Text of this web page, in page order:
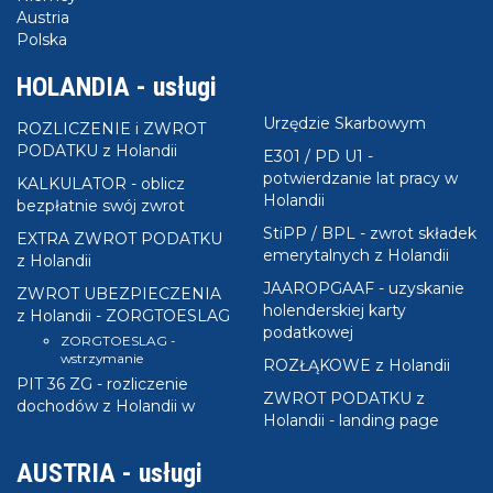
Austria
Polska
HOLANDIA - usługi
ROZLICZENIE i ZWROT
PODATKU z Holandii
KALKULATOR - oblicz
bezpłatnie swój zwrot
EXTRA ZWROT PODATKU
z Holandii
ZWROT UBEZPIECZENIA
z Holandii - ZORGTOESLAG
ZORGTOESLAG -
wstrzymanie
PIT 36 ZG - rozliczenie
dochodów z Holandii w
Urzędzie Skarbowym
E301 / PD U1 -
potwierdzanie lat pracy w
Holandii
StiPP / BPL - zwrot składek
emerytalnych z Holandii
JAAROPGAAF - uzyskanie
holenderskiej karty
podatkowej
ROZŁĄKOWE z Holandii
ZWROT PODATKU z
Holandii - landing page
AUSTRIA - usługi